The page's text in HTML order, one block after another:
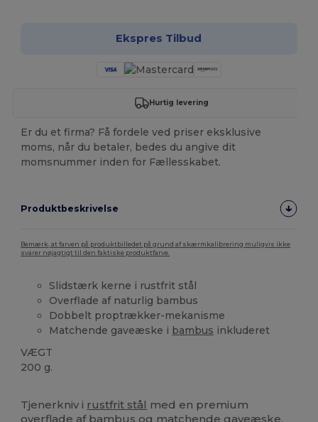
Ekspres Tilbud
Hurtig levering
Er du et firma? Få fordele ved priser eksklusive
moms, når du betaler, bedes du angive dit
momsnummer inden for Fællesskabet.
Produktbeskrivelse
Bemærk, at farven på produktbilledet på grund af skærmkalibrering muligvis ikke
svarer nøjagtigt til den faktiske produktfarve.
Slidstærk kerne i rustfrit stål
Overflade af naturlig bambus
Dobbelt proptrækker-mekanisme
Matchende gaveæske i bambus inkluderet
VÆGT
200 g.
Tjenerkniv i rustfrit stål med en premium
overflade af bambus og matchende gaveæske,